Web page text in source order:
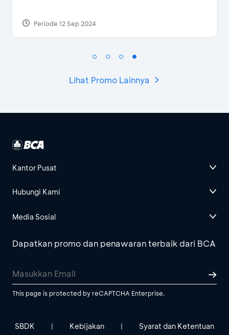
Periode 27 Mar 2025 - 31 Agt 2026
Lihat Promo Lainnya
Kantor Pusat
Hubungi Kami
Media Sosial
Dapatkan promo dan penawaran terbaik dari BCA
This page is protected by reCAPTCHA Enterprise.
SBDK | Kebijakan | Syarat dan Ketentuan